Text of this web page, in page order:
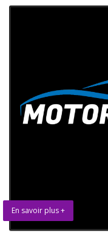
En savoir plus +